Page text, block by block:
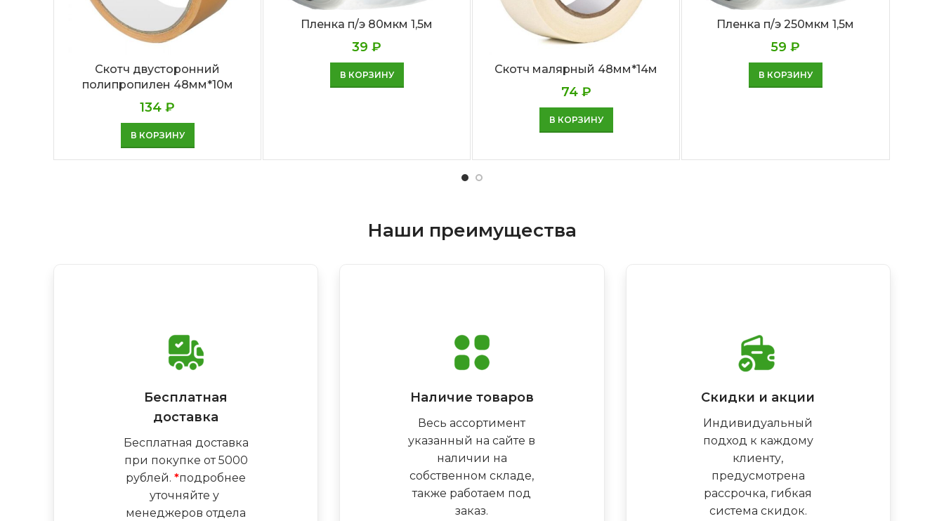
Скотч двусторонний
полипропилен 48мм*10м
134₽
В КОРЗИНУ
Пленка п/э 80мкм 1,5м
39₽
В КОРЗИНУ Скотч малярный 48мм*14м
74 ₽
В КОРЗИНУ
Пленка п/э 250мкм 1,5м
59₽
В КОРЗИНУ
Наши преимущества
Бесплатная
доставка
Бесплатная доставка
при покупке от 5000
рублей.*подробнее
уточняйте у
менеджеров отдела
Наличие товаров
Весь ассортимент
указанный на сайте в
наличии на
собственном складе,
также работаем под
заказ.
Скидки и акции
Индивидуальный
подход к каждому
клиенту,
предусмотрена
рассрочка, гибкая
система скидок.